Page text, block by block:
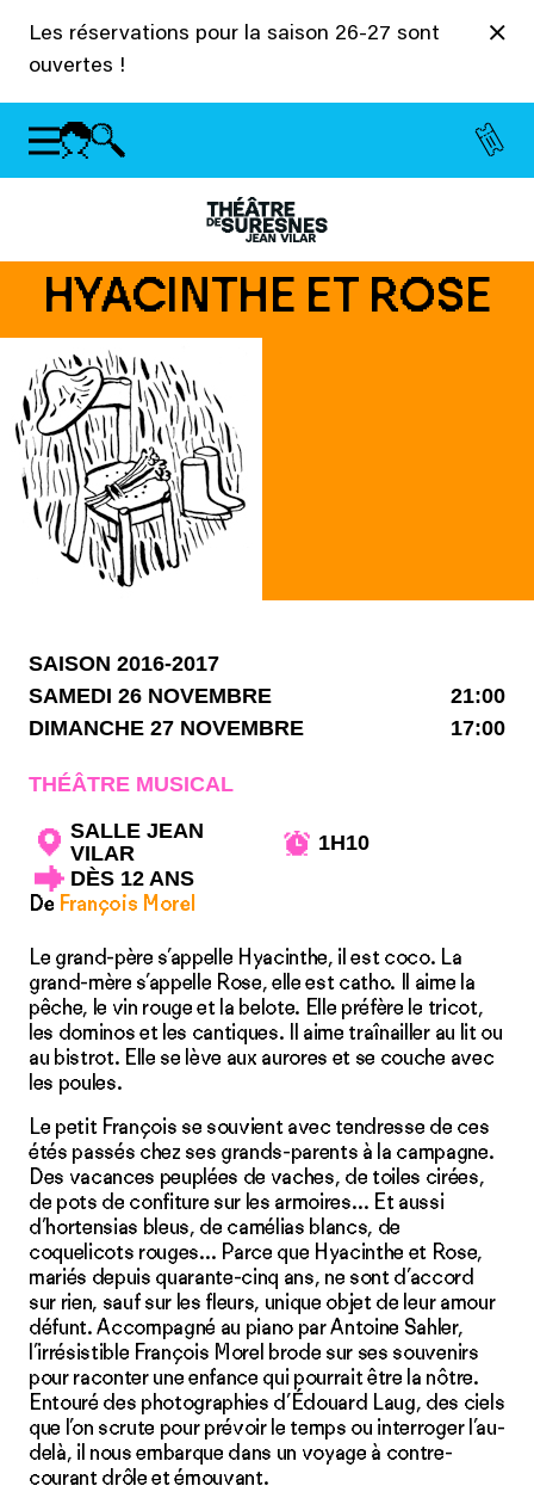
Les réservations pour la saison 26-27 sont
ouvertes !
HYACINTHE ET ROSE
SAISON 2016-2017
SAMEDI 26 NOVEMBRE
21:00
DIMANCHE 27 NOVEMBRE
17:00
THÉÂTRE MUSICAL
SALLE JEAN
VILAR
1H10
DÈS 12 ANS
De François Morel
Le grand-père s’appelle Hyacinthe, il est coco. La
grand-mère s’appelle Rose, elle est catho. Il aime la
pêche, le vin rouge et la belote. Elle préfère le tricot,
les dominos et les cantiques. Il aime traînailler au lit ou
au bistrot. Elle se lève aux aurores et se couche avec
les poules.
Le petit François se souvient avec tendresse de ces
étés passés chez ses grands-parents à la campagne.
Des vacances peuplées de vaches, de toiles cirées,
de pots de confiture sur les armoires… Et aussi
d’hortensias bleus, de camélias blancs, de
coquelicots rouges… Parce que Hyacinthe et Rose,
mariés depuis quarante-cinq ans, ne sont d’accord
sur rien, sauf sur les fleurs, unique objet de leur amour
défunt. Accompagné au piano par Antoine Sahler,
l’irrésistible François Morel brode sur ses souvenirs
pour raconter une enfance qui pourrait être la nôtre.
Entouré des photographies d’Édouard Laug, des ciels
que l’on scrute pour prévoir le temps ou interroger l’au-
delà, il nous embarque dans un voyage à contre-
courant drôle et émouvant.